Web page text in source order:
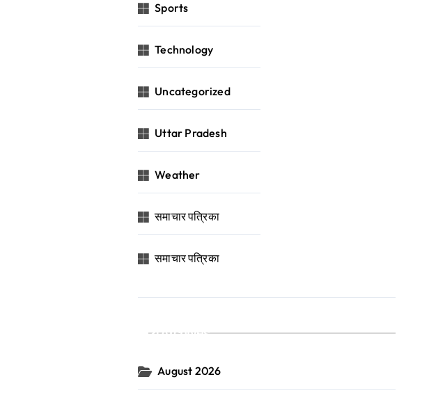
Sports
Technology
Uncategorized
Uttar Pradesh
Weather
समाचार पत्रिका
समाचार पत्रिका
Archives
August 2026